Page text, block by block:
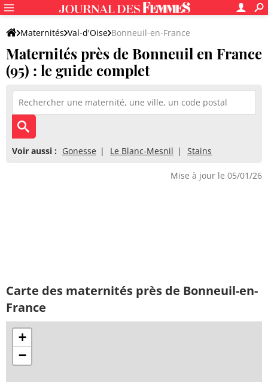
Maternités Val-d'Oise Bonneuil-en-France
Maternités près de Bonneuil en France
(95) : le guide complet
Voir aussi : Gonesse Le Blanc-Mesnil Stains
Mise à jour le 05/01/26
Carte des maternités près de Bonneuil-en-
France
+
−